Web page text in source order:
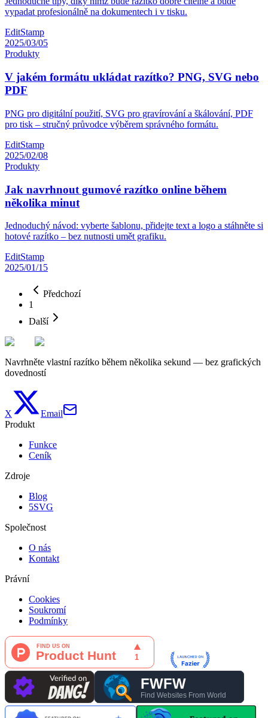
vypadat profesionálně na dokumentech i v tisku.
EditStamp
2025/03/05
Produkty
V jakém formátu ukládat razítko? PNG, SVG nebo
PDF
PNG pro digitální použití, SVG pro gravírování a škálování, PDF
pro tisk – stručný průvodce výběrem správného formátu.
EditStamp
2025/02/08
Produkty
Jak navrhnout gumové razítko online během
několika minut
Jednoduchý návod: vyberte šablonu, přidejte text a logo a stáhněte si
hotové razítko – bez nutnosti umět grafiku.
EditStamp
2025/01/15
Předchozí
1
Další
Navrhněte vlastní razítko během několika sekund — bez grafických
dovedností
X
Email
Produkt
Funkce
Ceník
Zdroje
Blog
5SVG
Společnost
O nás
Kontakt
Právní
Cookies
Soukromí
Podmínky